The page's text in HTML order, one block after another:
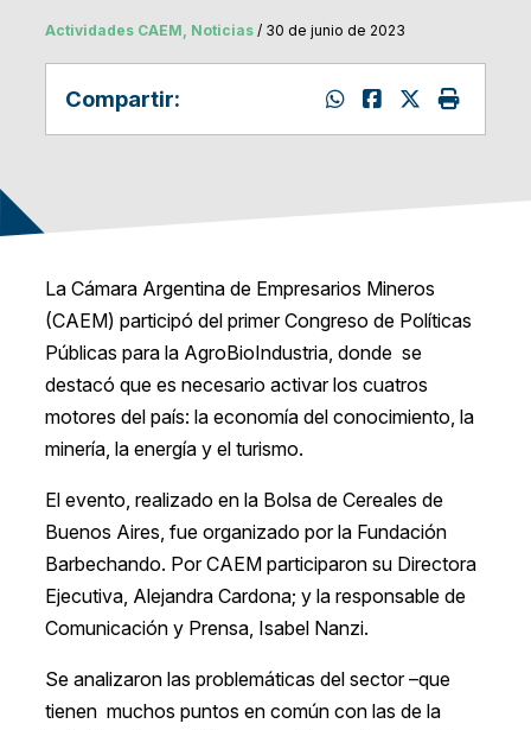
Actividades CAEM, Noticias/ 30 de junio de 2023
Compartir:
La Cámara Argentina de Empresarios Mineros
(CAEM) participó del primer Congreso de Políticas
Públicas para la AgroBioIndustria, donde se
destacó que es necesario activar los cuatros
motores del país: la economía del conocimiento, la
minería, la energía y el turismo.
El evento, realizado en la Bolsa de Cereales de
Buenos Aires, fue organizado por la Fundación
Barbechando. Por CAEM participaron su Directora
Ejecutiva, Alejandra Cardona; y la responsable de
Comunicación y Prensa, Isabel Nanzi.
Se analizaron las problemáticas del sector –que
tienen muchos puntos en común con las de la